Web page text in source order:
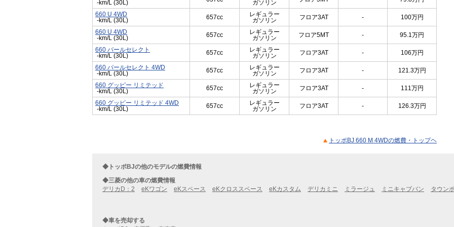
-km/L (30L)
ガソリン
660 U 4WD
-km/L (30L)
657cc
レギュラー
ガソリン
フロア3AT - 100万円
660 U 4WD
-km/L (30L)
657cc
レギュラー
ガソリン
フロア5MT - 95.1万円
660 パールセレクト
-km/L (30L)
657cc
レギュラー
ガソリン
フロア3AT - 106万円
660 パールセレクト 4WD
-km/L (30L)
657cc
レギュラー
ガソリン
フロア3AT - 121.3万円
660 グッピー リミテッド
-km/L (30L)
657cc
レギュラー
ガソリン
フロア3AT - 111万円
660 グッピー リミテッド 4WD
-km/L (30L)
657cc
レギュラー
ガソリン
フロア3AT - 126.3万円
トッポBJ 660 M 4WDの燃費・トップヘ
◆トッポBJの他のモデルの燃費情報
◆三菱の他の車の燃費情報
デリカD：2
eKワゴン eKスペース eKクロススペース eKカスタム デリカミニ ミラージュ ミニキャブバン タウン
◆車を売却する